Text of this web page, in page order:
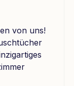
von uns!